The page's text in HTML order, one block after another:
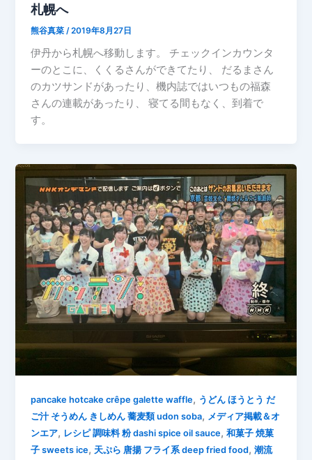
札幌へ
熊谷真菜 /2019年8月27日
伊丹から札幌へ移動します。 チェックインカウンタ
ーのとこに、くくるさんができてたり、 だるまさん
のカツサンドがあったり、機内誌ではいつもの福森
さんの連載があったり、 寝てる間もなく、到着で
す。
pancake hotcake crêpe galette waffle, うどん ほうとう だ
ご汁 そうめん きしめん 蕎麦類 udon soba, メディア掲載＆オ
ンエア, レシピ 調味料 粉 dashi spice oil sauce,和菓子 焼菓
子 sweets ice, 天ぷら 唐揚 フライ系 deep fried food,潮流